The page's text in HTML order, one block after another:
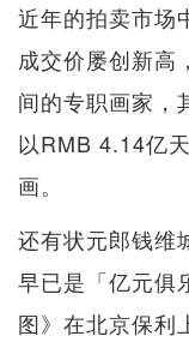
近年的拍卖市场
成交价屡创新高
间的专职画家，
以RMB 4.14亿
画。
还有状元郎钱维
早已是「亿元俱
图》在北京保利